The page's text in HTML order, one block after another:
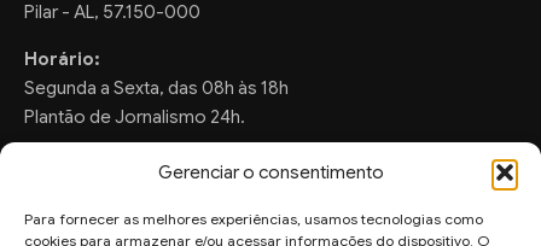
Gerenciar o consentimento
Para fornecer as melhores experiências, usamos tecnologias como
cookies para armazenar e/ou acessar informações do dispositivo. O
Pilar - AL, 57.150-000
Horário:
Segunda a Sexta, das 08h às 18h
Plantão de Jornalismo 24h.
FALE CONOSCO